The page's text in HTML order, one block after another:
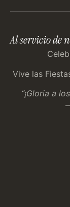
Al servicio de
Vive las
“¡Gloria a